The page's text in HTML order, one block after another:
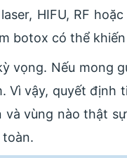
HIFU, RF
botox có thể
vọng. Nếu mong
Vì vậy, quyết
và vùng nào thật
toàn.